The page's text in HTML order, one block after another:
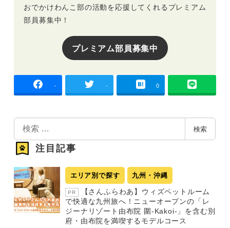
おでかけわんこ部の活動を応援してくれるプレミアム
部員募集中！
プレミアム部員募集中
- - 0
索
検索
注目記事
エリア別で探す 九州・沖縄
PR
【さんふらわあ】ウィズペットルーム
で快適な九州旅へ！ニューオープンの「レ
ジーナリゾート由布院 圍-Kakoi-」を含む別
府・由布院を満喫するモデルコース